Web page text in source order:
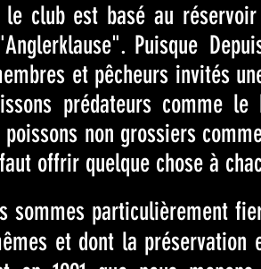
le club est basé au
Puisque
et pêcheurs invités
prédateurs comme
non grossiers
offrir quelque chose à
sommes particulièrement
et dont la